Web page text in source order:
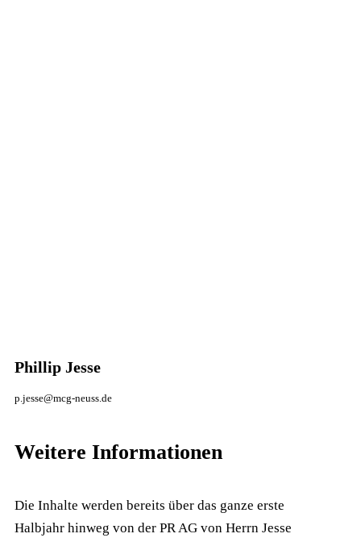
Phillip Jesse
p.jesse@mcg-neuss.de
Weitere Informationen
Die Inhalte werden bereits über das ganze erste
Halbjahr hinweg von der PR AG von Herrn Jesse